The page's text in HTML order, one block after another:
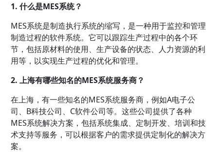
1. 什么是MES系统？
MES系统是制造执行系统的缩写，是一种用于监控和管理
制造过程的软件系统。它可以跟踪生产过程中的各个环
节，包括原材料的使用、生产设备的状态、人力资源的利
用等，以实现生产过程的优化和管理。
2. 上海有哪些知名的MES系统服务商？
在上海，有一些知名的MES系统服务商，例如A电子公
司、B科技公司、C软件公司等。这些公司提供了各种
MES系统解决方案，包括系统集成、定制开发、培训和技
术支持等服务，可以根据客户的需求提供定制化的解决方
案。